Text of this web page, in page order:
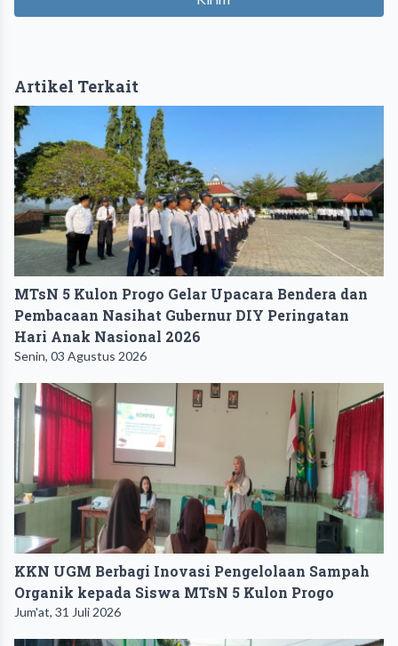
Artikel Terkait
MTsN 5 Kulon Progo Gelar Upacara Bendera dan
Pembacaan Nasihat Gubernur DIY Peringatan
Hari Anak Nasional 2026
Senin, 03 Agustus 2026
KKN UGM Berbagi Inovasi Pengelolaan Sampah
Organik kepada Siswa MTsN 5 Kulon Progo
Jum'at, 31 Juli 2026